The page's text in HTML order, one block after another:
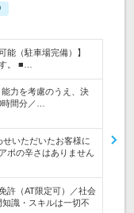
能（駐車場完備）】
。 ■…
力を考慮のうえ、決
間分／…
せいただいたお客様に
ポの辛さはありません
許（AT限定可）／社会
識・スキルは一切不